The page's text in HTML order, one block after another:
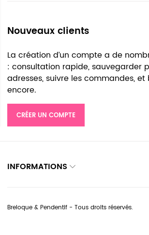
Nouveaux clients
La création d’un compte a de
: consultation rapide, sauvegarder
adresses, suivre les commandes, et
encore.
CRÉER UN COMPTE
INFORMATIONS
Breloque & Pendentif - Tous droits réservés.